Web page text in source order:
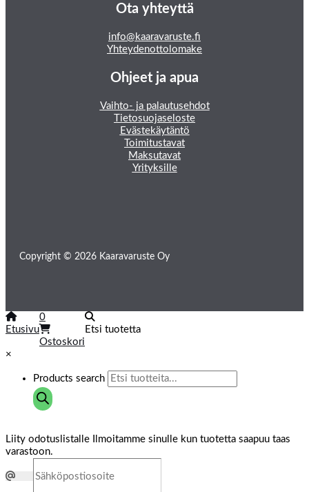
Ota yhteyttä
info@kaaravaruste.fi
Yhteydenottolomake
Ohjeet ja apua
Vaihto- ja palautusehdot
Tietosuojaseloste
Evästekäytäntö
Toimitustavat
Maksutavat
Yrityksille
Copyright © 2026 Kaaravaruste Oy
Etusivu
0
Ostoskori
Etsi tuotetta
×
Products search
Liity odotuslistalle
Ilmoitamme sinulle kun tuotetta saapuu taas
varastoon.